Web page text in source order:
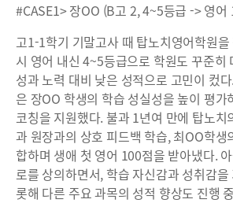
#CASE1> 장OO (B고 2, 4~5등급 -> 영어
고1-1학기 기말고사 때 탑노치영어학원
시 영어 내신 4~5등급으로 학원도 꾸준히
성과 노력 대비 낮은 성적으로 고민이 컸
은 장OO 학생의 학습 성실성을 높이 평가
코칭을 지원했다. 불과 1년여 만에 탑노치
과 원장과의 상호 피드백 학습, 최OO학생
합하며 생애 첫 영어 100점을 받아냈다.
로를 상의하면서, 학습 자신감과 성취감
롯해 다른 주요 과목의 성적 향상도 진행